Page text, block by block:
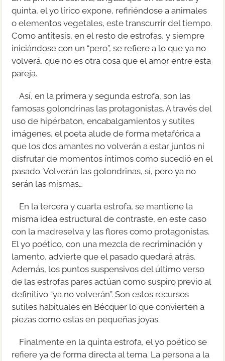
quinta, el yo lírico expone, refiriéndose a animales
o elementos vegetales, este transcurrir del tiempo.
Como antítesis, en el resto de estrofas, y siempre
iniciándose con un “pero”, se refiere a lo que ya no
volverá, que no es otra cosa que el amor entre esta
pareja.
Así, en la primera y segunda estrofa, son las
famosas golondrinas las protagonistas. A través del
uso de hipérbaton, encabalgamientos y sutiles
imágenes, el poeta alude de forma metafórica a
que los dos amantes no volverán a estar juntos ni
disfrutar de momentos íntimos como sucedió en el
pasado. Volverán las golondrinas, sí, pero ya no
serán las mismas…
En la tercera y cuarta estrofa, se mantiene la
misma idea estructural de contraste, en este caso
con la madreselva y las flores como protagonistas.
El yo poético, con una mezcla de recriminación y
lamento, advierte que el pasado quedará atrás.
Además, los puntos suspensivos del último verso
de las estrofas pares actúan como suspiro previo al
definitivo “ya no volverán”. Son estos recursos
sutiles habituales en Bécquer lo que convierten a
piezas como estas en pequeñas joyas.
Finalmente en la quinta estrofa, el yo poético se
refiere ya de forma directa al tema. La persona a la